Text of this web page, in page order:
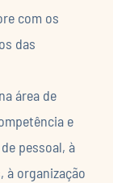
com os
das
área de
e
pessoal, à
à organização